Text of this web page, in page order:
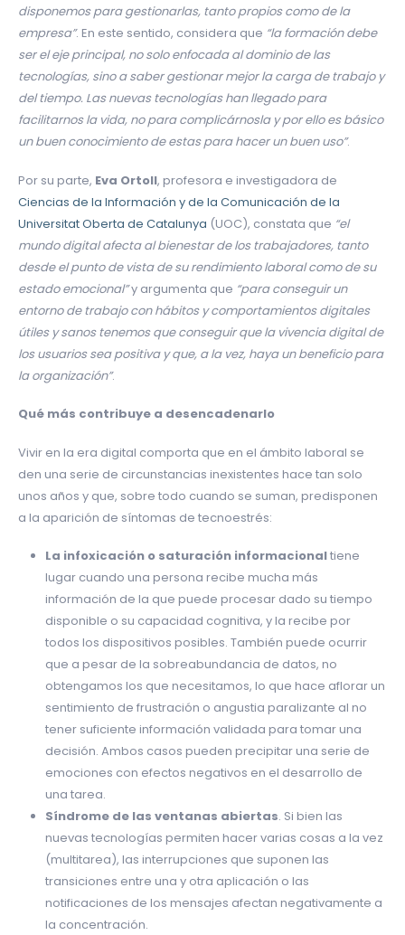
disponemos para gestionarlas, tanto propios como de la
empresa”. En este sentido, considera que “la formación debe
ser el eje principal, no solo enfocada al dominio de las
tecnologías, sino a saber gestionar mejor la carga de trabajo y
del tiempo. Las nuevas tecnologías han llegado para
facilitarnos la vida, no para complicárnosla y por ello es básico
un buen conocimiento de estas para hacer un buen uso”.
Por su parte, Eva Ortoll, profesora e investigadora de
Ciencias de la Información y de la Comunicación de la
Universitat Oberta de Catalunya (UOC), constata que “el
mundo digital afecta al bienestar de los trabajadores, tanto
desde el punto de vista de su rendimiento laboral como de su
estado emocional”y argumenta que “para conseguir un
entorno de trabajo con hábitos y comportamientos digitales
útiles y sanos tenemos que conseguir que la vivencia digital de
los usuarios sea positiva y que, a la vez, haya un beneficio para
la organización”.
Qué más contribuye a desencadenarlo
Vivir en la era digital comporta que en el ámbito laboral se
den una serie de circunstancias inexistentes hace tan solo
unos años y que, sobre todo cuando se suman, predisponen
a la aparición de síntomas de tecnoestrés:
La infoxicación o saturación informacionaltiene
lugar cuando una persona recibe mucha más
información de la que puede procesar dado su tiempo
disponible o su capacidad cognitiva, y la recibe por
todos los dispositivos posibles. También puede ocurrir
que a pesar de la sobreabundancia de datos, no
obtengamos los que necesitamos, lo que hace aflorar un
sentimiento de frustración o angustia paralizante al no
tener suficiente información validada para tomar una
decisión. Ambos casos pueden precipitar una serie de
emociones con efectos negativos en el desarrollo de
una tarea.
Síndrome de las ventanas abiertas. Si bien las
nuevas tecnologías permiten hacer varias cosas a la vez
(multitarea), las interrupciones que suponen las
transiciones entre una y otra aplicación o las
notificaciones de los mensajes afectan negativamente a
la concentración.